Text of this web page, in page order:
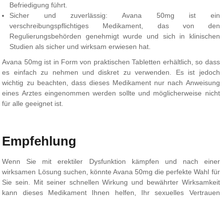
Befriedigung führt.
Sicher und zuverlässig: Avana 50mg ist ein
verschreibungspflichtiges Medikament, das von den
Regulierungsbehörden genehmigt wurde und sich in klinischen
Studien als sicher und wirksam erwiesen hat.
Avana 50mg ist in Form von praktischen Tabletten erhältlich, so dass
es einfach zu nehmen und diskret zu verwenden. Es ist jedoch
wichtig zu beachten, dass dieses Medikament nur nach Anweisung
eines Arztes eingenommen werden sollte und möglicherweise nicht
für alle geeignet ist.
Empfehlung
Wenn Sie mit erektiler Dysfunktion kämpfen und nach einer
wirksamen Lösung suchen, könnte Avana 50mg die perfekte Wahl für
Sie sein. Mit seiner schnellen Wirkung und bewährter Wirksamkeit
kann dieses Medikament Ihnen helfen, Ihr sexuelles Vertrauen